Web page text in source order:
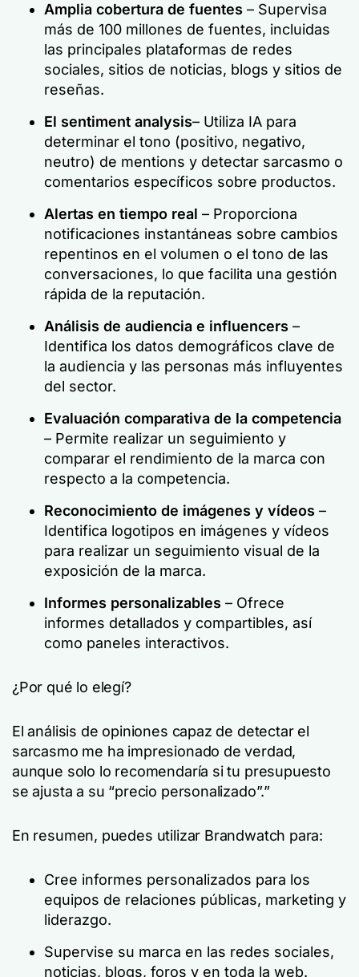
Amplia cobertura de fuentes – Supervisa
más de 100 millones de fuentes, incluidas
las principales plataformas de redes
sociales, sitios de noticias, blogs y sitios de
reseñas.
El sentiment analysis– Utiliza IA para
determinar el tono (positivo, negativo,
neutro) de mentions y detectar sarcasmo o
comentarios específicos sobre productos.
Alertas en tiempo real – Proporciona
notificaciones instantáneas sobre cambios
repentinos en el volumen o el tono de las
conversaciones, lo que facilita una gestión
rápida de la reputación.
Análisis de audiencia e influencers –
Identifica los datos demográficos clave de
la audiencia y las personas más influyentes
del sector.
Evaluación comparativa de la competencia
– Permite realizar un seguimiento y
comparar el rendimiento de la marca con
respecto a la competencia.
Reconocimiento de imágenes y vídeos –
Identifica logotipos en imágenes y vídeos
para realizar un seguimiento visual de la
exposición de la marca.
Informes personalizables – Ofrece
informes detallados y compartibles, así
como paneles interactivos.
¿Por qué lo elegí?
El análisis de opiniones capaz de detectar el
sarcasmo me ha impresionado de verdad,
aunque solo lo recomendaría si tu presupuesto
se ajusta a su “precio personalizado”.”
En resumen, puedes utilizar Brandwatch para:
Cree informes personalizados para los
equipos de relaciones públicas, marketing y
liderazgo.
Supervise su marca en las redes sociales,
noticias, blogs, foros y en toda la web.